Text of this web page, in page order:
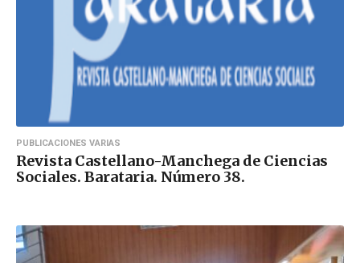
PUBLICACIONES VARIAS
Revista Castellano-Manchega de Ciencias
Sociales. Barataria. Número 38.